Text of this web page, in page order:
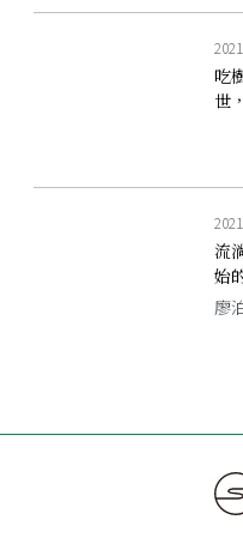
吃
世
流
始
廖